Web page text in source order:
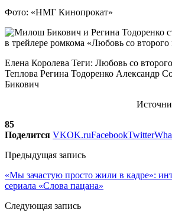
Фото: «НМГ Кинопрокат»
Елена Королева Теги: Любовь со
Теплова Регина Тодоренко Александр
Бикович
85
Поделится VKOK.ruFacebookTwitter
Предыдущая запись
«Мы зачастую просто жили в кадре»:
сериала «Слова пацана»
Следующая запись